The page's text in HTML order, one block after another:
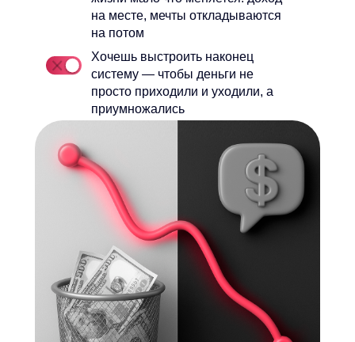
на месте, мечты откладываются
на потом
Хочешь выстроить наконец
систему — чтобы деньги не
просто приходили и уходили, а
приумножались